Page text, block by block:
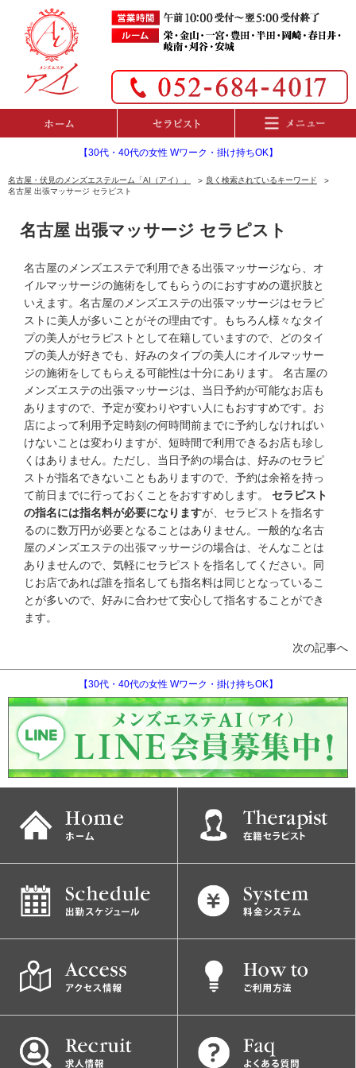
【30代・40代の女性 Wワーク・掛け持ちOK】
名古屋・伏見のメンズエステルーム「AI（アイ）」
良く検索されているキーワード
名古屋 出張マッサージ セラピスト
名古屋 出張マッサージ セラピスト
名古屋のメンズエステで利用できる出張マッサージなら、オ
イルマッサージの施術をしてもらうのにおすすめの選択肢と
いえます。名古屋のメンズエステの出張マッサージはセラピ
ストに美人が多いことがその理由です。もちろん様々なタイ
プの美人がセラピストとして在籍していますので、どのタイ
プの美人が好きでも、好みのタイプの美人にオイルマッサー
ジの施術をしてもらえる可能性は十分にあります。 名古屋の
メンズエステの出張マッサージは、当日予約が可能なお店も
ありますので、予定が変わりやすい人にもおすすめです。お
店によって利用予定時刻の何時間前までに予約しなければい
けないことは変わりますが、短時間で利用できるお店も珍し
くはありません。ただし、当日予約の場合は、好みのセラピ
ストが指名できないこともありますので、予約は余裕を持っ
て前日までに行っておくことをおすすめします。 セラピスト
の指名には指名料が必要になりますが、セラピストを指名す
るのに数万円が必要となることはありません。一般的な名古
屋のメンズエステの出張マッサージの場合は、そんなことは
ありませんので、気軽にセラピストを指名してください。同
じお店であれば誰を指名しても指名料は同じとなっているこ
とが多いので、好みに合わせて安心して指名することができ
ます。
次の記事へ
【30代・40代の女性 Wワーク・掛け持ちOK】